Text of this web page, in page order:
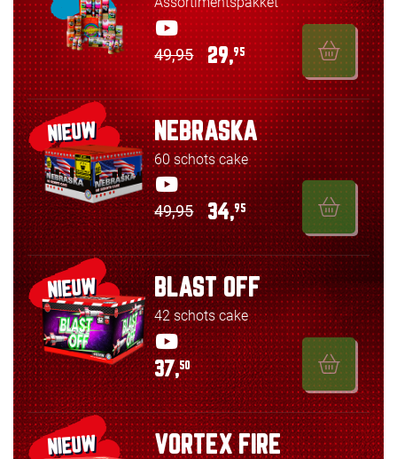
49,95 29,95
NIEUW NEBRASKA
60 schots cake
49,95 34,95
NIEUW BLAST OFF
42 schots cake
37,50
NIEUW VORTEX FIRE